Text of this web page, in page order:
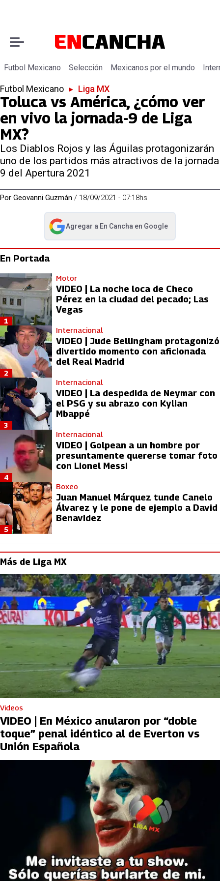
Futbol Mexicano Selección Mexicanos por el mundo
Futbol Mexicano ▸ Liga MX
Toluca vs América, ¿cómo ver
en vivo la jornada-9 de Liga
MX?
Los Diablos Rojos y las Águilas protagonizarán
uno de los partidos más atractivos de la jornada
9 del Apertura 2021
Por Geovanni Guzmán / 18/09/2021 - 07:18hs
Agregar a En Cancha en Google
abre en nueva pestaña
En Portada
Motor
VIDEO | La noche loca de Checo
Pérez en la ciudad del pecado; Las
Vegas
1
Internacional
VIDEO | Jude Bellingham protagonizó
divertido momento con aficionada
del Real Madrid
2
Internacional
VIDEO | La despedida de Neymar con
el PSG y su abrazo con Kylian
Mbappé
3
Internacional
VIDEO | Golpean a un hombre por
presuntamente quererse tomar foto
con Lionel Messi
4
Boxeo
Juan Manuel Márquez tunde Canelo
Álvarez y le pone de ejemplo a David
Benavidez
5
Más de Liga MX
Videos
VIDEO | En México anularon por “doble
toque” penal idéntico al de Everton vs
Unión Española